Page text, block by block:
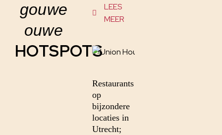
gouwe
ouwe
HOTSPOTS
LEES
MEER
Restaurants
op
bijzondere
locaties in
Utrecht;